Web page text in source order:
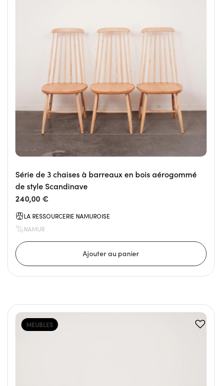
Série de 3 chaises à barreaux en bois aérogommé
de style Scandinave
240,00 €
LA RESSOURCERIE NAMUROISE
NAMUR
MEUBLES